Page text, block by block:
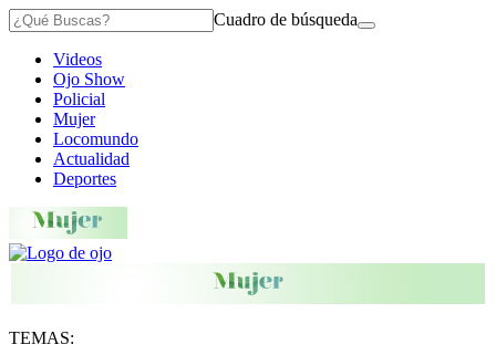
Cuadro de búsqueda
Videos
Ojo Show
Policial
Mujer
Locomundo
Actualidad
Deportes
TEMAS: